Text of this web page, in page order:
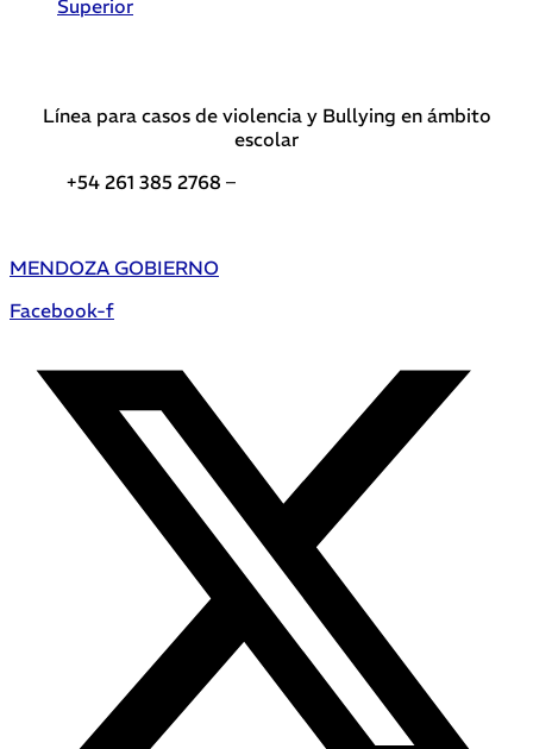
Superior
Línea para casos de violencia y Bullying en ámbito
escolar
+54 261 385 2768 –
MENDOZA GOBIERNO
Facebook-f